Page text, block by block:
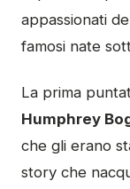
appassionati
famosi nate
La prima
Humphrey
che gli erano
story che